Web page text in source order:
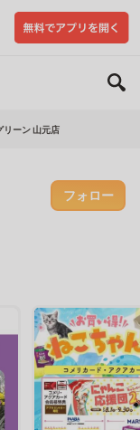
リーン 山元店
フォロー